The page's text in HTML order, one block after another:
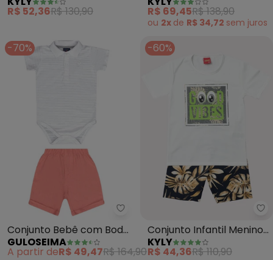
Bordado (Branco)
R$ 52,36R$ 130,90
Palmeira (Branco)
R$ 69,45R$ 138,90
ou 2x de R$ 34,72 sem juros
-70%
Guloseima - Conjunto Bebê
Conjunto Bebê com Body
e Bermuda (Branco)
GULOSEIMA
A partir deR$ 49,47R$ 164,90
-60%
Conjunto Infantil Menino
Lettering (Off White)
KYLY
R$ 44,36R$ 110,90